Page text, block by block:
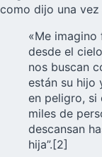
como dijo una vez
«Me
desde el
nos buscan
están su hijo
en peligro, si
miles de
descansan
hija”.[2]